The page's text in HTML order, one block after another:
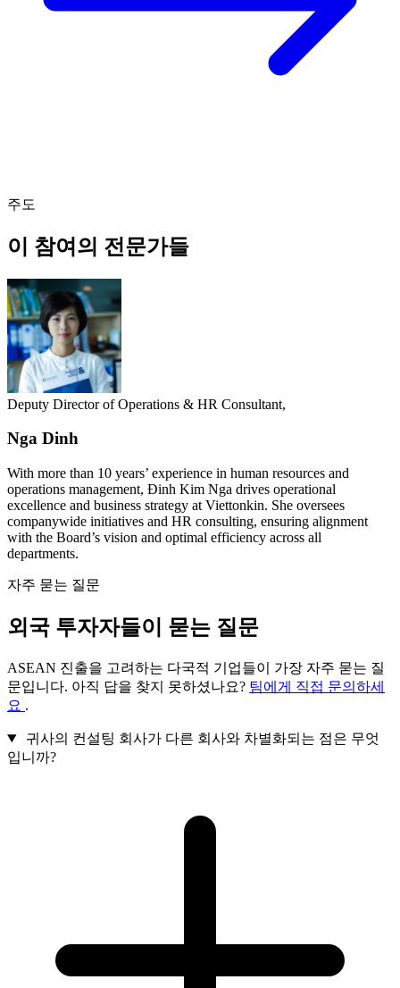
주도
이 참여의 전문가들
Deputy Director of Operations & HR Consultant,
Nga Dinh
With more than 10 years’ experience in human resources and
operations management, Đinh Kim Nga drives operational
excellence and business strategy at Viettonkin. She oversees
companywide initiatives and HR consulting, ensuring alignment
with the Board’s vision and optimal efficiency across all
departments.
자주 묻는 질문
외국 투자자들이 묻는 질문
ASEAN 진출을 고려하는 다국적 기업들이 가장 자주 묻는 질
문입니다. 아직 답을 찾지 못하셨나요? 팀에게 직접 문의하세
요 .
귀사의 컨설팅 회사가 다른 회사와 차별화되는 점은 무엇
입니까?